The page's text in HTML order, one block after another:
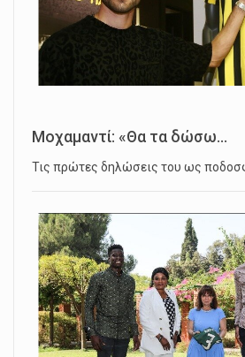
Μοχαμαντί: «Θα τα δώσω...
Τις πρώτες δηλώσεις του ως